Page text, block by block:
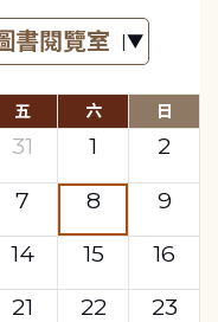
五 六 日
31 1
2
7 8
9
14 15
16
21 22
23